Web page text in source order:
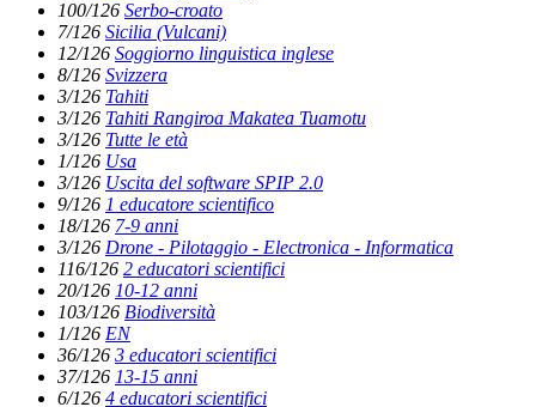
100/126 Serbo-croato
7/126 Sicilia (Vulcani)
12/126 Soggiorno linguistica inglese
8/126 Svizzera
3/126 Tahiti
3/126 Tahiti Rangiroa Makatea Tuamotu
3/126 Tutte le età
1/126 Usa
3/126 Uscita del software SPIP 2.0
9/126 1 educatore scientifico
18/126 7-9 anni
3/126 Drone - Pilotaggio - Electronica - Informatica
116/126 2 educatori scientifici
20/126 10-12 anni
103/126 Biodiversità
1/126 EN
36/126 3 educatori scientifici
37/126 13-15 anni
6/126 4 educatori scientifici